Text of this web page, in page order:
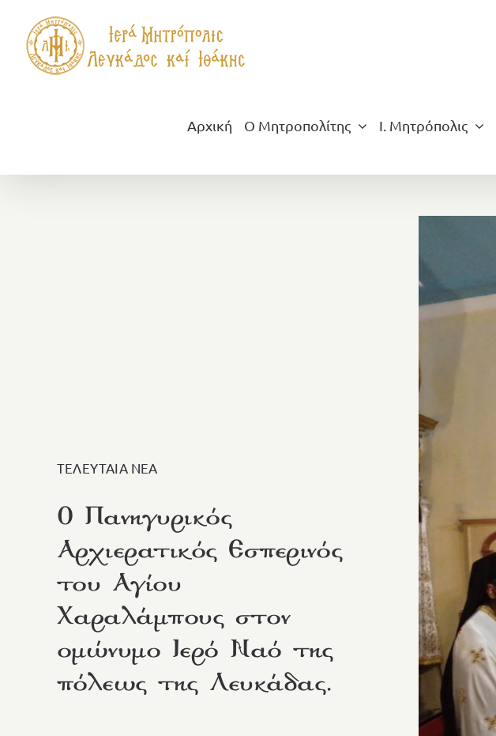
περιεχόμενο
Αρχική Ο Μητροπολίτης Ι. Μητρόπολις
ΤΕΛΕΥΤΑΙΑ ΝΕΑ
Ο Πανηγυρικός
Αρχιερατικός Εσπερινός
του Αγίου
Χαραλάμπους στον
ομώνυμο Ιερό Ναό της
πόλεως της Λευκάδας.